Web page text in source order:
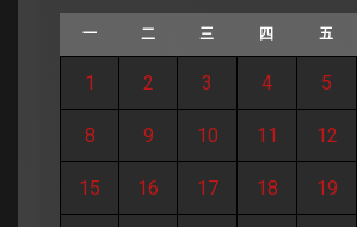
一 二 三 四 五
1 2 3 4 5
8 9 10 11 12
15 16 17 18 19